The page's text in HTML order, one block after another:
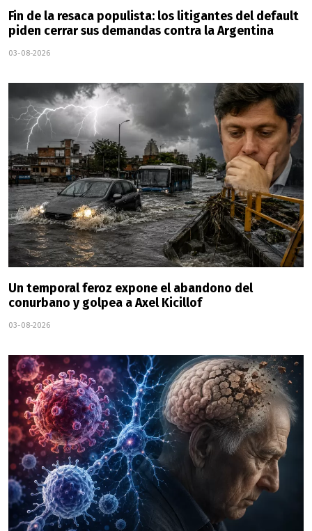
Fin de la resaca populista: los litigantes del default
piden cerrar sus demandas contra la Argentina
03-08-2026
Un temporal feroz expone el abandono del
conurbano y golpea a Axel Kicillof
03-08-2026